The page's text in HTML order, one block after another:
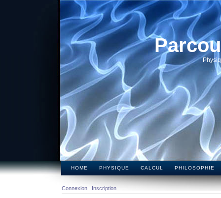
HOME PHYSIQUE CALCUL PHILOSOPHIE
Connexion Inscription